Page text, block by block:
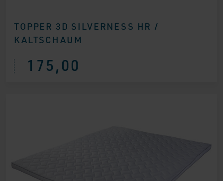
TOPPER 3D SILVERNESS HR /
KALTSCHAUM
175,00